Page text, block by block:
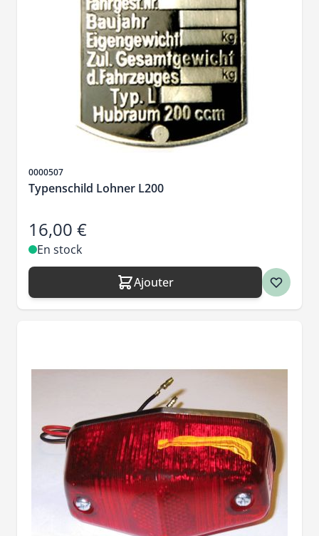
SKU
0000507
Typenschild Lohner L200
16,00 €
En stock
Ajouter